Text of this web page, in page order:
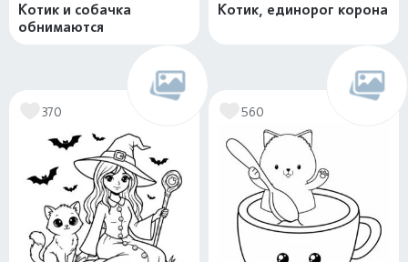
Котик и собачка
обнимаются
Котик, единорог корона
370 560